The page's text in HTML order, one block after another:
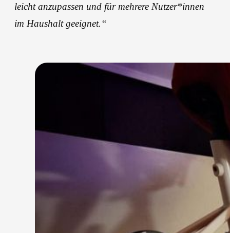
leicht anzupassen und für mehrere Nutzer*innen
im Haushalt geeignet.“